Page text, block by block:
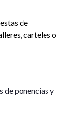
de
carteles o
de ponencias y